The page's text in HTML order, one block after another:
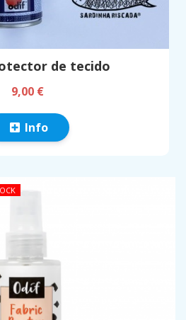
de tecido
9,00 €
Info